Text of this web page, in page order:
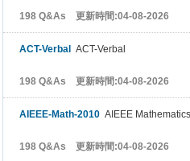
198 Q&As 更新時間:04-08-2026
ACT-Verbal ACT-Verbal
198 Q&As 更新時間:04-08-2026
AIEEE-Math-2010 AIEEE
198 Q&As 更新時間:04-08-2026